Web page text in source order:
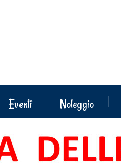
Eventi Noleggio